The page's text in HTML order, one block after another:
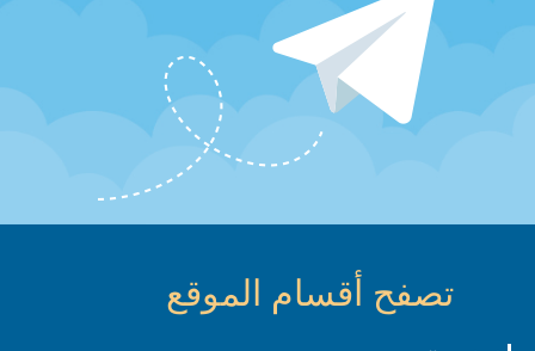
تصفح أقسام الموقع